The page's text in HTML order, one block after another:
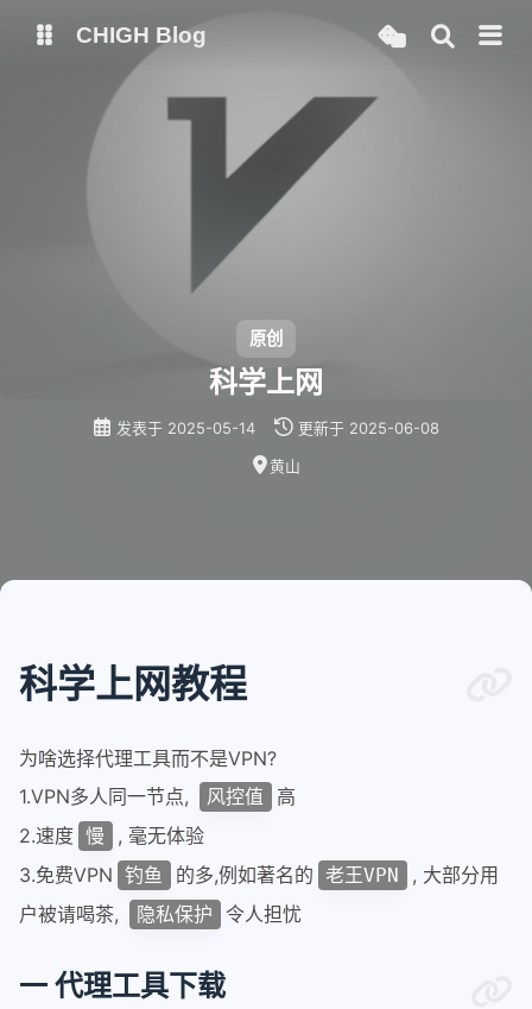
CHIGH Blog
原创
科学上网
发表于 2025-05-14 更新于 2025-06-08
黄山
科学上网教程
为啥选择代理工具而不是VPN?
1.VPN多人同一节点,
风控值
高
2.速度 慢
, 毫无体验
3.免费VPN 钓鱼 的多,例如著名的 老王VPN
, 大部分用
户被请喝茶,
隐私保护 令人担忧
一 代理工具下载